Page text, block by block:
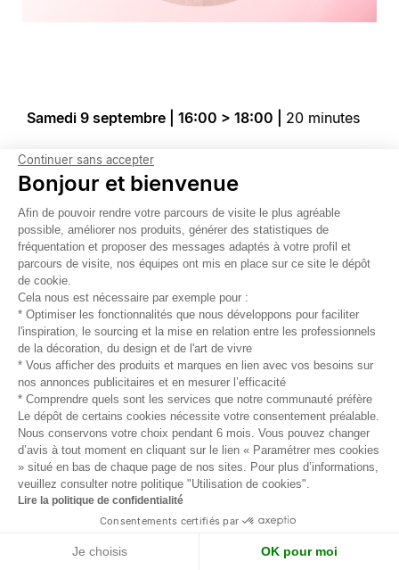
Samedi 9 septembre | 16:00 > 18:00 | 20 minutes
LITHOTHERAPY
Sieste régénératrice sur lits de cristaux
Une installation de 8 lits de Cristal Arc en ciel
imaginée comme un soin autonome de
lithothérapie vibratoire. Chaque lit est composé de
sept rangées de minéraux différents résonant avec
les sept chakras majeurs. Les vibrations
énergétiques des pierres harmonisent l’énergie
vitale circulant dans votre corps. Un outil idéal
pour retrouver bien-être et vitalité.
Une expérience immersive booster par le pouvoir
de la luminothérapie Sensolight en synchronisation
avec des fréquences sonores réparatrices
composées par Healer(s) Studio.
Continuer sans accepter
Bonjour et bienvenue
Afin de pouvoir rendre votre parcours de visite le plus agréable
possible, améliorer nos produits, générer des statistiques de
fréquentation et proposer des messages adaptés à votre profil et
parcours de visite, nos équipes ont mis en place sur ce site le dépôt
de cookie.
Cela nous est nécessaire par exemple pour :
* Optimiser les fonctionnalités que nous développons pour faciliter
l'inspiration, le sourcing et la mise en relation entre les professionnels
de la décoration, du design et de l'art de vivre
* Vous afficher des produits et marques en lien avec vos besoins sur
nos annonces publicitaires et en mesurer l’efficacité
* Comprendre quels sont les services que notre communauté préfère
Le dépôt de certains cookies nécessite votre consentement préalable.
Nous conservons votre choix pendant 6 mois. Vous pouvez changer
d’avis à tout moment en cliquant sur le lien « Paramétrer mes cookies
» situé en bas de chaque page de nos sites. Pour plus d’informations,
veuillez consulter notre politique "Utilisation de cookies".
Lire la politique de confidentialité
Consentements certifiés par
Je choisis OK pour moi